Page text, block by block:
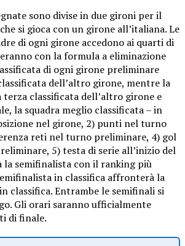
sono divise in due gironi per il
si gioca con un girone all’italiana. Le
di ogni girone accedono ai quarti di
con la formula a eliminazione
di ogni girone preliminare
dell’altro girone, mentre la
classificata dell’altro girone e
la squadra meglio classificata – in
nel girone, 2) punti nel turno
reti nel turno preliminare, 4) gol
5) testa di serie all’inizio del
semifinalista con il ranking più
in classifica affronterà la
classifica. Entrambe le semifinali si
Gli orari saranno ufficialmente
di finale.